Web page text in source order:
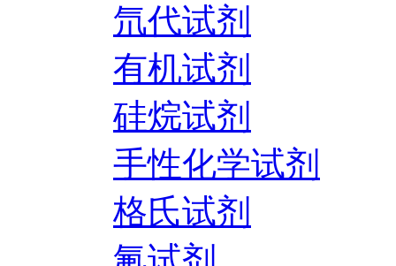
氘代试剂
有机试剂
硅烷试剂
手性化学试剂
格氏试剂